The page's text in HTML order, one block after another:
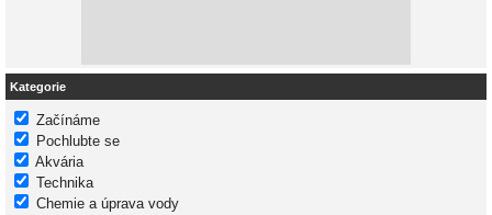
Kategorie
Začínáme
Pochlubte se
Akvária
Technika
Chemie a úprava vody